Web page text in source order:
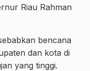
Riau Rahman
bencana
dan kota di
yang tinggi.